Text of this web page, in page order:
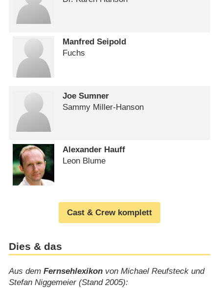
Manfred Seipold
Fuchs
Joe Sumner
Sammy Miller-Hanson
Alexander Hauff
Leon Blume
Cast & Crew komplett
Dies & das
Aus dem Fernsehlexikonvon Michael Reufsteck und
Stefan Niggemeier (Stand 2005):